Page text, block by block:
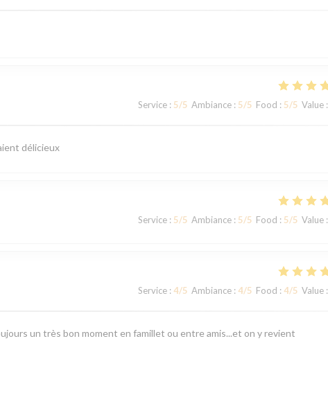
Service : 5/5 Ambiance : 5/5 Food : 5/5 Value :
délicieux
Service : 5/5 Ambiance : 5/5 Food : 5/5 Value :
Service : 4/5 Ambiance : 4/5 Food : 4/5 Value :
un très bon moment en famillet ou entre amis...et on y revient